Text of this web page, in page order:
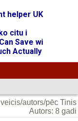
veicis/autors/pēc Tinis
Autors: 8 gadi